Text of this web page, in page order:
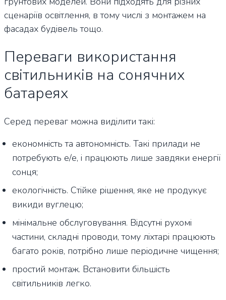
сценаріїв освітлення, в тому числі з монтажем на
фасадах будівель тощо.
Переваги використання
світильників на сонячних
батареях
Серед переваг можна виділити такі:
економність та автономність. Такі прилади не
потребують е/е, і працюють лише завдяки енергії
сонця;
екологічність. Стійке рішення, яке не продукує
викиди вуглецю;
мінімальне обслуговування. Відсутні рухомі
частини, складні проводи, тому ліхтарі працюють
багато років, потрібно лише періодичне чищення;
простий монтаж. Встановити більшість
світильників легко.